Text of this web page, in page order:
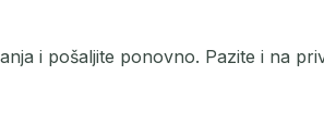
i pošaljite ponovno. Pazite i na